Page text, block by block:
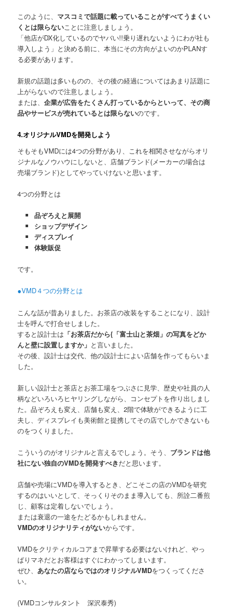
このように、 マスコミで話題に載っていることがすべてうまくい
くとは限らないことに注意しましょう。
「他店がDX化しているのでヤバい!!乗り遅れないようにわが社も
導入しよう」と決める前に、本当にその方向がよいのかPLANす
る必要があります。
新規の話題は多いものの、その後の経過についてはあまり話題に
上がらないので注意しましょう。
または、企業が広告をたくさん打っているからといって、その商
品やサービスが売れているとは限らないのです。
4.オリジナルVMDを開発しよう
そもそもVMDには4つの分野があり、これを相関させながらオリ
ジナルなノウハウにしないと、店舗ブランド(メーカーの場合は
売場ブランド)としてやっていけないと思います。
4つの分野とは
品ぞろえと展開
ショップデザイン
ディスプレイ
体験販促
です。
●VMD４つの分野とは
こんな話が昔ありました。お茶店の改装をすることになり、設計
士を呼んで打合せしました。
すると設計士は 「お茶店だから{「富士山と茶畑」の写真をどか
んと壁に設置しますか」 と言いました。
その後、設計士は交代、他の設計士によい店舗を作ってもらいま
した。
新しい設計士と茶店とお茶工場をつぶさに見学、歴史や社員の人
柄などいろいろヒヤリングしながら、コンセプトを作り出しまし
た。品ぞろえも変え、店舗も変え、2階で体験ができるように工
夫し、ディスプレイも美術館と提携してその店でしかできないも
のをつくりました。
こういうのがオリジナルと言えるでしょう。そう、 ブランドは他
社にない独自のVMDを開発すべきだと思います。
店舗や売場にVMDを導入するとき、どこそこの店のVMDを研究
するのはいいとして、そっくりそのまま導入しても、所詮二番煎
じ、顧客は定着しないでしょう。
または衰退の一途をたどるかもしれません。
VMDのオリジナリティがないからです。
VMDをクリティカルコアまで昇華する必要はないけれど、やっ
ぱりマネだとお客様はすぐにわかってしまいます。
ぜひ、あなたの店ならではのオリジナルVMDをつくってくださ
い。
(VMDコンサルタント 深沢泰秀)